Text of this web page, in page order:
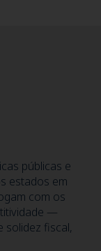
públicas e
estados em
com os
—
solidez fiscal,